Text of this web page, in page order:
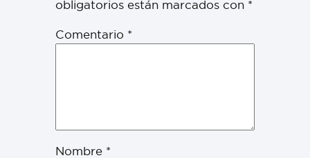
obligatorios están marcados con *
Comentario *
Nombre *